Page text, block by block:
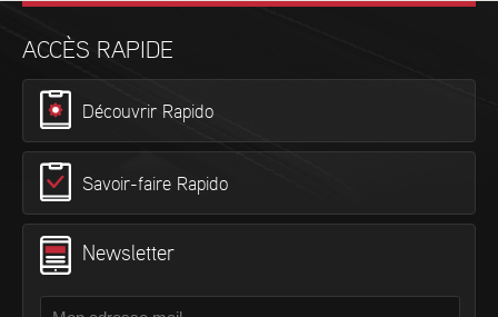
ACCÈS RAPIDE
Découvrir Rapido
Savoir-faire Rapido
Newsletter